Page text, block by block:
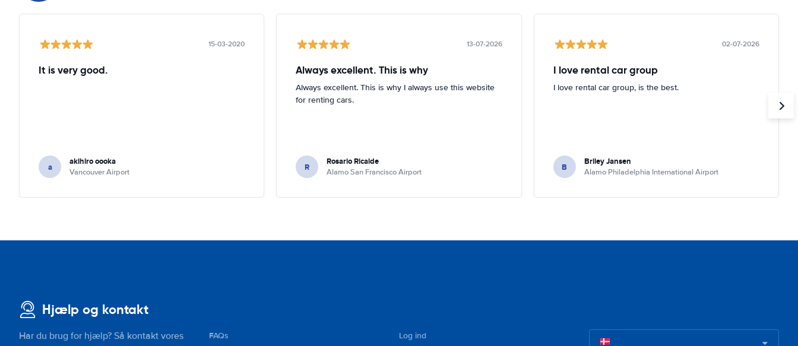
15-03-2020
It is very good.
a akihiro oooka
Vancouver Airport
13-07-2026
Always excellent. This is why
Always excellent. This is why I always use this website
for renting cars.
R Rosario Ricalde
Alamo San Francisco Airport
02-07-2026
I love rental car group
I love rental car group, is the best.
B Briley Jansen
Alamo Philadelphia International Airport
Hjælp og kontakt
Har du brug for hjælp? Så kontakt vores
FAQs
Log ind